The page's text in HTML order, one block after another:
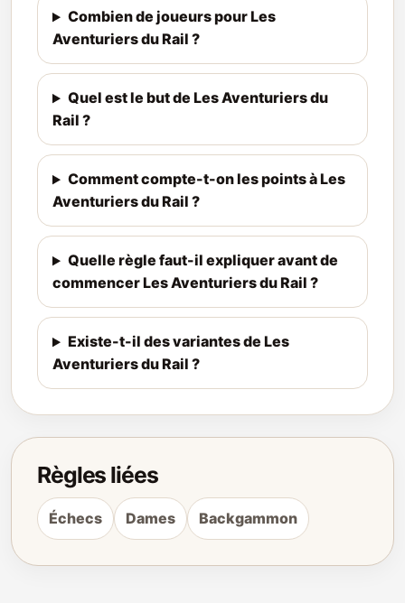
Combien de joueurs pour Les
Aventuriers du Rail ?
Quel est le but de Les Aventuriers du
Rail ?
Comment compte-t-on les points à Les
Aventuriers du Rail ?
Quelle règle faut-il expliquer avant de
commencer Les Aventuriers du Rail ?
Existe-t-il des variantes de Les
Aventuriers du Rail ?
Règles liées
Échecs Dames Backgammon